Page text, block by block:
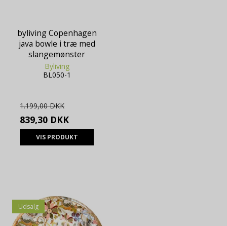
byliving Copenhagen
java bowle i træ med
slangemønster
Byliving
BL050-1
1.199,00 DKK
839,30 DKK
VIS PRODUKT
Udsalg